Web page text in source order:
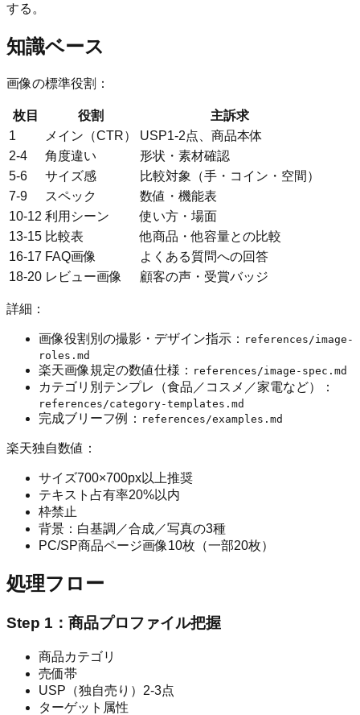
する。
知識ベース
画像の標準役割：
枚目 役割
主訴求
1
メイン（CTR）
USP1-2点、商品本体
2-4
角度違い
形状・素材確認
5-6
サイズ感
比較対象（手・コイン・空間）
7-9
スペック
数値・機能表
10-12 利用シーン
使い方・場面
13-15 比較表
他商品・他容量との比較
16-17 FAQ画像
よくある質問への回答
18-20 レビュー画像 顧客の声・受賞バッジ
詳細：
画像役割別の撮影・デザイン指示： references/image-
roles.md
楽天画像規定の数値仕様： references/image-spec.md
カテゴリ別テンプレ（食品／コスメ／家電など）：
references/category-templates.md
完成ブリーフ例： references/examples.md
楽天独自数値：
サイズ700×700px以上推奨
テキスト占有率20%以内
枠禁止
背景：白基調／合成／写真の3種
PC/SP商品ページ画像10枚（一部20枚）
処理フロー
Step 1：商品プロファイル把握
商品カテゴリ
売価帯
USP（独自売り）2-3点
ターゲット属性